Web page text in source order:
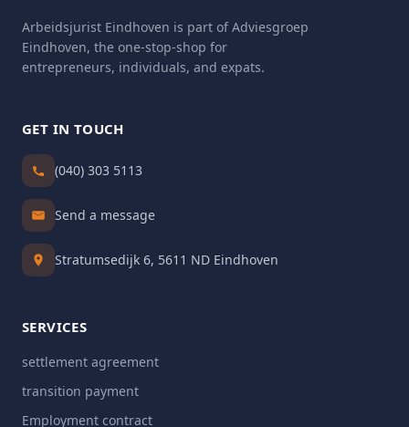
Arbeidsjurist Eindhoven is part of Adviesgroep
Eindhoven, the one-stop-shop for
entrepreneurs, individuals, and expats.
GET IN TOUCH
(040) 303 5113
Send a message
Stratumsedijk 6, 5611 ND Eindhoven
SERVICES
settlement agreement
transition payment
Employment contract